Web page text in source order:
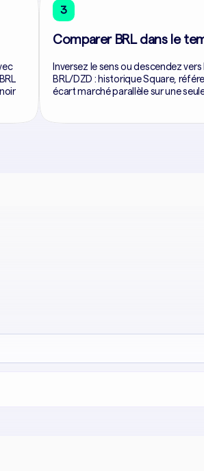
3
Comparer BRL dans le
Inversez le sens ou descendez
BRL/DZD : historique Square,
écart marché parallèle sur une